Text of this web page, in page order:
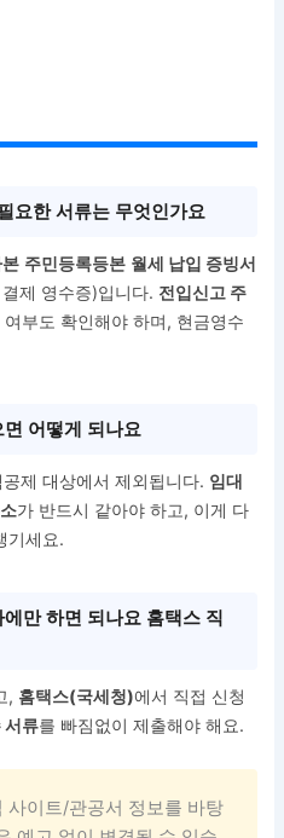
요한 서류는 무엇인가요
주민등록등본 월세 납입 증빙서
제 영수증)입니다. 전입신고 주
여부도 확인해야 하며, 현금영수
어떻게 되나요
제 대상에서 제외됩니다. 임대
가 반드시 같아야 하고, 이게 다
기세요.
만 하면 되나요 홈택스 직
, 홈택스(국세청)에서 직접 신청
서류를 빠짐없이 제출해야 해요.
사이트/관공서 정보를 바탕